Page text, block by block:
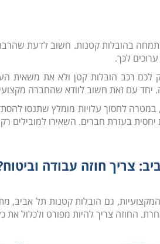
בהובלות קטנות. חשוב לדעת
לכך.
רכב הובלות קטן ולא את משאית
יחד עם זאת חשוב לוודא שהחברה
לחסוך עלויות מומלץ שתנסו
יחסית בעזרת חברים. השאירו
צריך חוזה עבודה
גם הובלות קטנות תל אביב,
החוזה צריך להיות מפורט ולכלול את